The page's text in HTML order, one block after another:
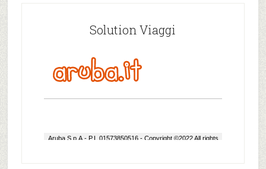
Solution Viaggi